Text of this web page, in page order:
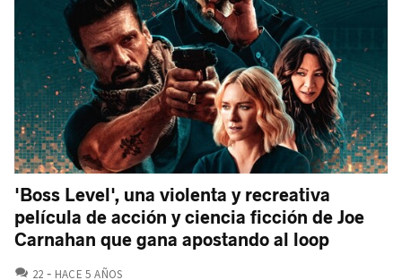
'Boss Level', una violenta y recreativa
película de acción y ciencia ficción de Joe
Carnahan que gana apostando al loop
22 COMENTARIOS
HACE 5 AÑOS